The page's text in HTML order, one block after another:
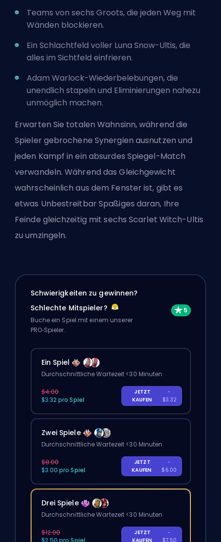
Teams von sechs Groots, die jeden Weg mit
Wänden blockieren.
Ein Schlachtfeld voller Luna Snow-Ultis, die
alles im Sichtfeld einfrieren.
Adam Warlock-Wiederbelebungen, die
unendlich stapeln und Eliminierungen nahezu
unmöglich machen.
Erwarten Sie totalen Wahnsinn, während die
Spieler gebrochene Synergien ausnutzen und
jeden Kampf in ein absurdes Spiegel-Match
verwandeln. Während das Gleichgewicht
wahrscheinlich aus dem Fenster ist, gibt es
etwas Unbestreitbar Spaßiges daran, Ihre
Feinde gleichzeitig mit sechs Scarlet Witch-Ultis
zu umzingeln.
Schwierigkeiten zu gewinnen?
Schlechte Mitspieler?
Buche ein Spiel mit einem unserer
PRO‑Spieler.
Ein Spiel
Durchschnittliche Wartezeit <30 Minuten
$4.00
$3.32 pro Spiel
JETZT
KAUFEN
-
$3.32
Zwei Spiele
Durchschnittliche Wartezeit <30 Minuten
$8.00
$3.00 pro Spiel
JETZT
KAUFEN
-
$6.00
Drei Spiele
Durchschnittliche Wartezeit <30 Minuten
$12.00
$2.50 pro Spiel
JETZT
KAUFEN
-
$7.50